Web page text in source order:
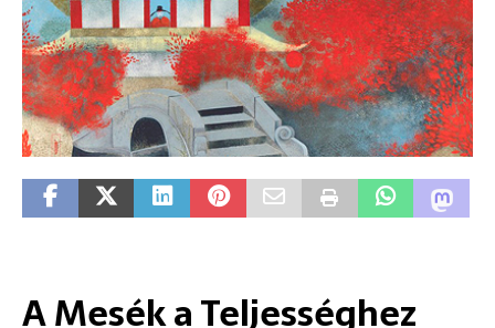
A Mesék a Teljességhez